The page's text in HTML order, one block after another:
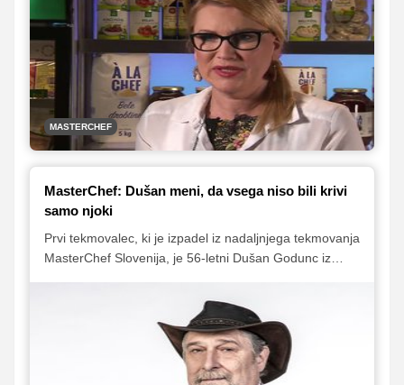
ni izbral v svojo skupino, je tekmovalko zelo prizadelo,
a se je kljub temu zbrala in potrudila, da je na izzivu
pokazala veliko kuharskega znanja.
MASTERCHEF
MasterChef: Dušan meni, da vsega niso bili krivi
samo njoki
Prvi tekmovalec, ki je izpadel iz nadaljnjega tekmovanja
MasterChef Slovenija, je 56-letni Dušan Godunc iz
oddaji, na katerem so se tekmovalci preizkusili v
pripravi treh priljubljenih krompirjevih jedi: pomfrija,